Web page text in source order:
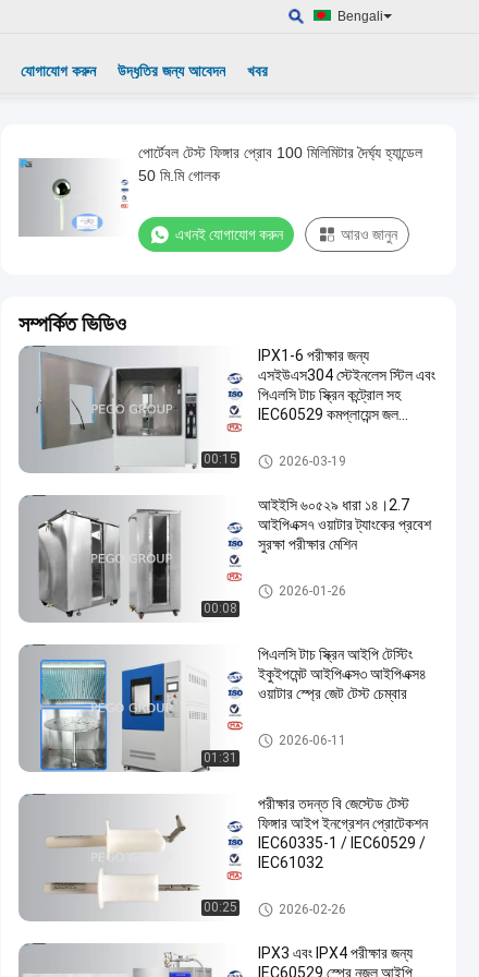
Bengali
যোগাযোগ করুন উদ্ধৃতির জন্য আবেদন খবর
পোর্টেবল টেস্ট ফিঙ্গার প্রোব 100 মিলিমিটার দৈর্ঘ্য হ্যান্ডেল
50 মি.মি গোলক
এখনই যোগাযোগ করুন আরও জানুন
সম্পর্কিত ভিডিও
00:15
IPX1-6 পরীক্ষার জন্য
এসইউএস304 স্টেইনলেস স্টিল এবং
পিএলসি টাচ স্ক্রিন কন্ট্রোল সহ
IEC60529 কমপ্লায়েন্স জল
পরিবেশ টেস্ট যন্ত্রপাতি
2026-03-19
00:08
আইইসি ৬০৫২৯ ধারা ১৪।2.7
আইপিএক্স৭ ওয়াটার ট্যাংকের প্রবেশ
সুরক্ষা পরীক্ষার মেশিন
আইপি টেস্টিং যন্ত্রপাতি
2026-01-26
01:31
পিএলসি টাচ স্ক্রিন আইপি টেস্টিং
ইকুইপমেন্ট আইপিএক্স৩ আইপিএক্স৪
ওয়াটার স্প্রে জেট টেস্ট চেম্বার
আইপি টেস্টিং যন্ত্রপাতি
2026-06-11
00:25
পরীক্ষার তদন্ত বি জেস্টেড টেস্ট
ফিঙ্গার আইপ ইনগ্রেশন প্রোটেকশন
IEC60335-1 / IEC60529 /
IEC61032
আইপি টেস্টিং যন্ত্রপাতি
2026-02-26
IPX3 এবং IPX4 পরীক্ষার জন্য
IEC60529 স্প্রে নজল আইপি